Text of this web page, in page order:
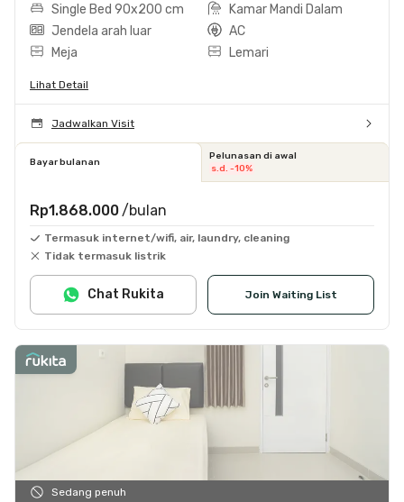
Single Bed 90x200 cm
Kamar Mandi Dalam
Jendela arah luar
AC
Meja
Lemari
Lihat Detail
Jadwalkan Visit
Bayar bulanan
Pelunasan di awal
s.d. -10%
Rp1.868.000 /bulan
Termasuk internet/wifi, air, laundry, cleaning
Tidak termasuk listrik
Join Waiting List
Chat Rukita
Sedang penuh